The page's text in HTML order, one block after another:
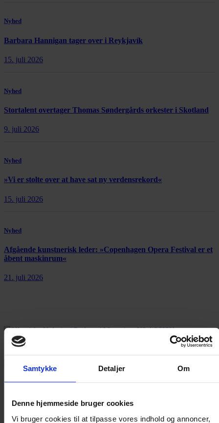
Samtykke Detaljer Om
Denne hjemmeside bruger cookies
Vi bruger cookies til at tilpasse vores indhold og annoncer,
Nyhed
Barbara Hannigan tager over i Reykjavík
15. juli 2026
Nyhed
Stortalent overtager Thomas Søndergårds orkester i Skotland
9. juli 2026
Nyhed
»Vi er stolte over at have sat ny verdensrekord«
15. juli 2026
Nyhed
Afgående kunstnerisk leder: »Copenhagen Opera Festival er et
åbent maskinrum«
21. juli 2026
FLERE NYHEDER